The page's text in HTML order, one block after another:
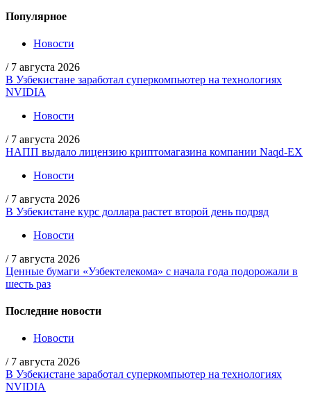
Популярное
Новости
/ 7 августа 2026
В Узбекистане заработал суперкомпьютер на технологиях
NVIDIA
Новости
/ 7 августа 2026
НАПП выдало лицензию криптомагазина компании Naqd-EX
Новости
/ 7 августа 2026
В Узбекистане курс доллара растет второй день подряд
Новости
/ 7 августа 2026
Ценные бумаги «Узбектелекома» с начала года подорожали в
шесть раз
Последние новости
Новости
/ 7 августа 2026
В Узбекистане заработал суперкомпьютер на технологиях
NVIDIA